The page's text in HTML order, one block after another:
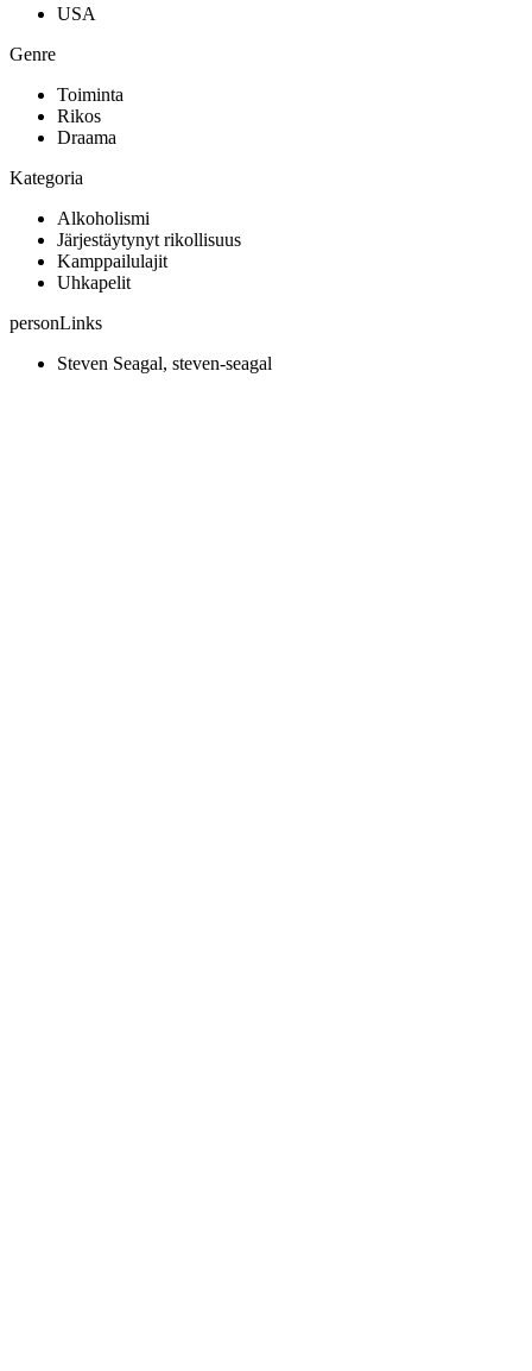
USA
Genre
Toiminta
Rikos
Draama
Kategoria
Alkoholismi
Järjestäytynyt rikollisuus
Kamppailulajit
Uhkapelit
personLinks
Steven Seagal, steven-seagal